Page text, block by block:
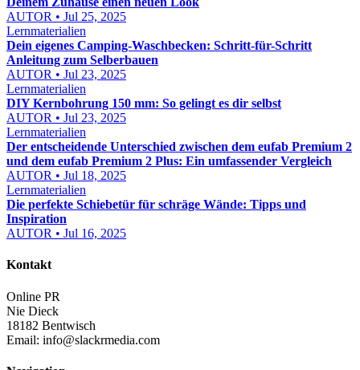
AUTOR • Jul 25, 2025
Lernmaterialien
Dein eigenes Camping-Waschbecken: Schritt-für-Schritt
Anleitung zum Selberbauen
AUTOR • Jul 23, 2025
Lernmaterialien
DIY Kernbohrung 150 mm: So gelingt es dir selbst
AUTOR • Jul 23, 2025
Lernmaterialien
Der entscheidende Unterschied zwischen dem eufab Premium 2
und dem eufab Premium 2 Plus: Ein umfassender Vergleich
AUTOR • Jul 18, 2025
Lernmaterialien
Die perfekte Schiebetür für schräge Wände: Tipps und
Inspiration
AUTOR • Jul 16, 2025
Kontakt
Online PR
Nie Dieck
18182 Bentwisch
Email: info@slackrmedia.com